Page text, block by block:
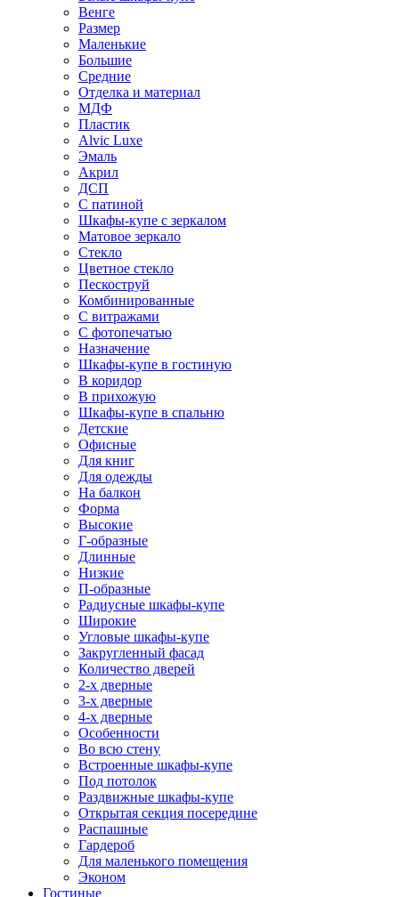
Венге
Размер
Маленькие
Большие
Средние
Отделка и материал
МДФ
Пластик
Alvic Luxe
Эмаль
Акрил
ДСП
С патиной
Шкафы-купе с зеркалом
Матовое зеркало
Стекло
Цветное стекло
Пескоструй
Комбинированные
С витражами
С фотопечатью
Назначение
Шкафы-купе в гостиную
В коридор
В прихожую
Шкафы-купе в спальню
Детские
Офисные
Для книг
Для одежды
На балкон
Форма
Высокие
Г-образные
Длинные
Низкие
П-образные
Радиусные шкафы-купе
Широкие
Угловые шкафы-купе
Закругленный фасад
Количество дверей
2-х дверные
3-х дверные
4-х дверные
Особенности
Во всю стену
Встроенные шкафы-купе
Под потолок
Раздвижные шкафы-купе
Открытая секция посередине
Распашные
Гардероб
Для маленького помещения
Эконом
Гостиные